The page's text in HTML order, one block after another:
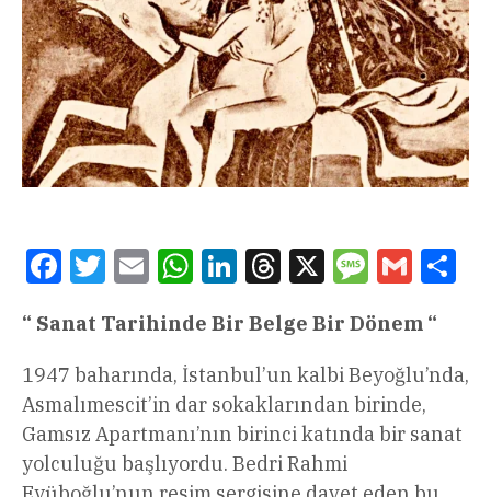
FacebookTwitterEmail WhatsAppLinkedInThreads
X Message
Gmail
“ Sanat Tarihinde Bir Belge Bir Dönem “
1947 baharında, İstanbul’un kalbi Beyoğlu’nda,
Asmalımescit’in dar sokaklarından birinde,
Gamsız Apartmanı’nın birinci katında bir sanat
yolculuğu başlıyordu. Bedri Rahmi